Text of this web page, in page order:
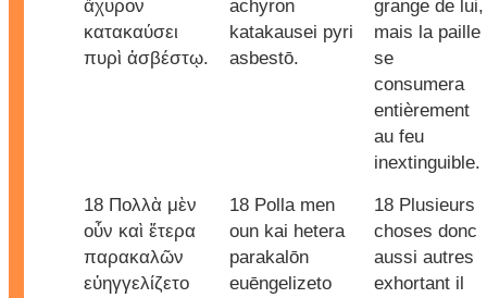
ἄχυρον
κατακαύσει
πυρὶ ἀσβέστῳ.
achyron
katakausei pyri
asbestō.
grange de lui,
mais la paille
se
consumera
entièrement
au feu
inextinguible.
18 Πολλὰ μὲν
οὖν καὶ ἕτερα
παρακαλῶν
εὐηγγελίζετο
18 Polla men
oun kai hetera
parakalōn
euēngelizeto
18 Plusieurs
choses donc
aussi autres
exhortant il